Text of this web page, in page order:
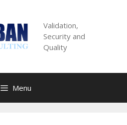
Validation,
Security and
Quality
Menu